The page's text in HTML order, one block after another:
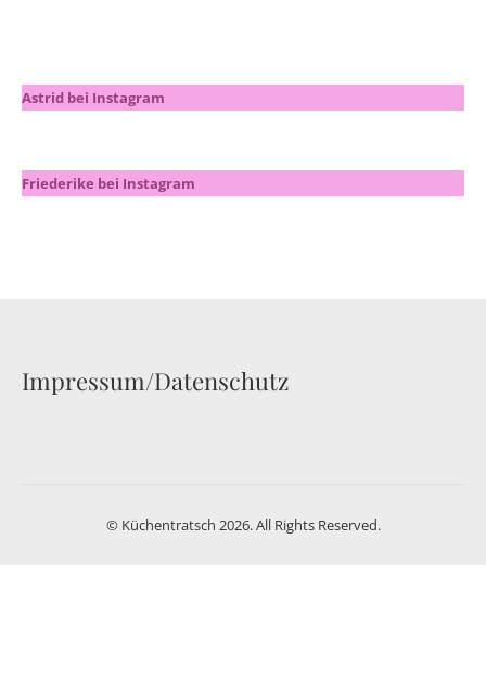
Astrid bei Instagram
Friederike bei Instagram
Impressum/Datenschutz
© Küchentratsch 2026. All Rights Reserved.